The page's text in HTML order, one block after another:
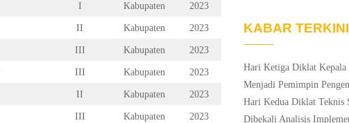
I Kabupaten 2023
II Kabupaten 2023
III Kabupaten 2023
III Kabupaten 2023
II Kabupaten 2023
III Kabupaten 2023
KABAR TERKINI
Hari Ketiga Diklat Kepala
Menjadi Pemimpin
Hari Kedua Diklat Teknis
Dibekali Analisis